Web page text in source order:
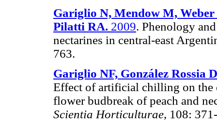
Gariglio N, Mendow M,
Pilatti RA. 2009. Phenology
nectarines in central-east
763.
Gariglio NF, González Rossia
Effect of artificial chilling on the
flower budbreak of peach and
Scientia Horticulturae, 108: